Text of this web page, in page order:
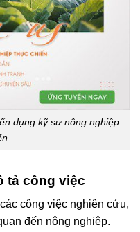
dụng kỹ sư nông nghiệp
tả công việc
công việc nghiên cứu,
đến nông nghiệp.